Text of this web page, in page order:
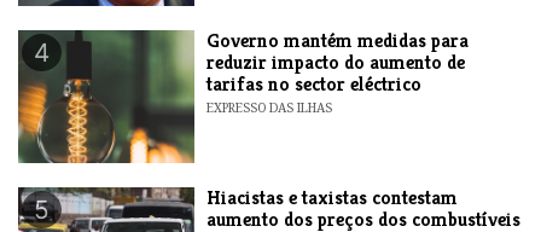
4
Governo mantém medidas para
reduzir impacto do aumento de
tarifas no sector eléctrico
EXPRESSO DAS ILHAS
5
Hiacistas e taxistas contestam
aumento dos preços dos combustíveis